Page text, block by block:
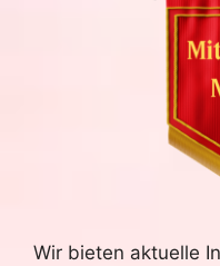
Wir bieten aktuelle